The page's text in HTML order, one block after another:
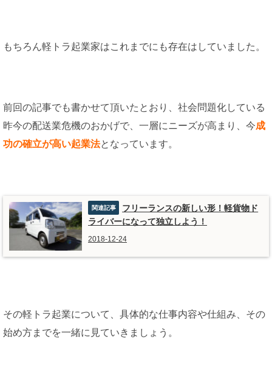
もちろん軽トラ起業家はこれまでにも存在はしていました。
前回の記事でも書かせて頂いたとおり、社会問題化している
昨今の配送業危機のおかげで、一層にニーズが高まり、今成
功の確立が高い起業法となっています。
フリーランスの新しい形！軽貨物ド
ライバーになって独立しよう！
2018-12-24
その軽トラ起業について、具体的な仕事内容や仕組み、その
始め方までを一緒に見ていきましょう。